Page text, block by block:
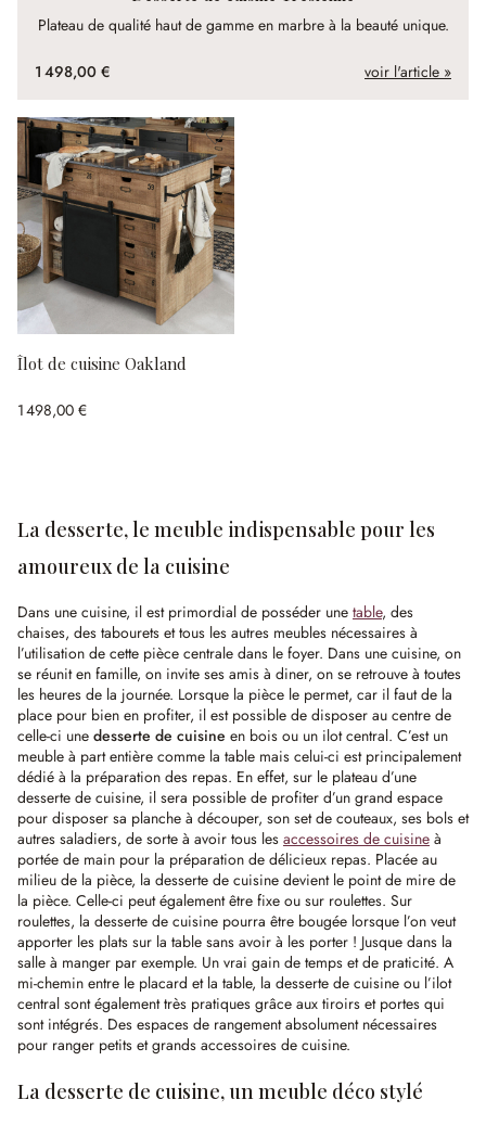
Plateau de qualité haut de gamme en marbre à la beauté unique.
1 498,00 € voir l'article »
Îlot de cuisine Oakland
1 498,00 €
La desserte, le meuble indispensable pour les
amoureux de la cuisine
Dans une cuisine, il est primordial de posséder une table, des
chaises, des tabourets et tous les autres meubles nécessaires à
l’utilisation de cette pièce centrale dans le foyer. Dans une cuisine, on
se réunit en famille, on invite ses amis à diner, on se retrouve à toutes
les heures de la journée. Lorsque la pièce le permet, car il faut de la
place pour bien en profiter, il est possible de disposer au centre de
celle-ci une desserte de cuisine en bois ou un ilot central. C’est un
meuble à part entière comme la table mais celui-ci est principalement
dédié à la préparation des repas. En effet, sur le plateau d’une
desserte de cuisine, il sera possible de profiter d’un grand espace
pour disposer sa planche à découper, son set de couteaux, ses bols et
autres saladiers, de sorte à avoir tous les accessoires de cuisine à
portée de main pour la préparation de délicieux repas. Placée au
milieu de la pièce, la desserte de cuisine devient le point de mire de
la pièce. Celle-ci peut également être fixe ou sur roulettes. Sur
roulettes, la desserte de cuisine pourra être bougée lorsque l’on veut
apporter les plats sur la table sans avoir à les porter ! Jusque dans la
salle à manger par exemple. Un vrai gain de temps et de praticité. A
mi-chemin entre le placard et la table, la desserte de cuisine ou l’ilot
central sont également très pratiques grâce aux tiroirs et portes qui
sont intégrés. Des espaces de rangement absolument nécessaires
pour ranger petits et grands accessoires de cuisine.
La desserte de cuisine, un meuble déco stylé